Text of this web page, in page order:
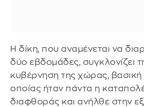
Η δίκη, που αναμένεται να
δύο εβδομάδες, συγκλονίζει
κυβέρνηση της χώρας,
οποίας ήταν πάντα η
διαφθοράς και ανήλθε στην